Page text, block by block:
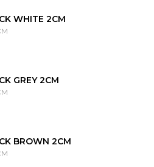
WHITE 2CM
GREY 2CM
BROWN 2CM